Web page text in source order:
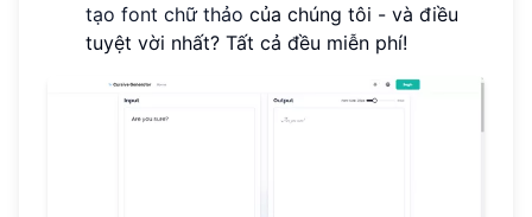
tạo font chữ thảo của chúng tôi - và điều
tuyệt vời nhất? Tất cả đều miễn phí!